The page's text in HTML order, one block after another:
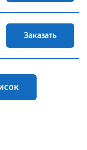
Заказать